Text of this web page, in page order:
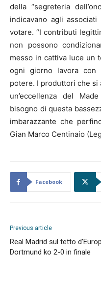
della “segreteria
indicavano agli
votare. “I contributi
non possono
messo in cattiva luce un
ogni giorno lavora con
potere. I produttori che
un’eccellenza del
bisogno di questa
imbarazzante che
Gian Marco Centinaio
Facebook
Previous article
Real Madrid sul tetto
Dortmund ko 2-0 in finale